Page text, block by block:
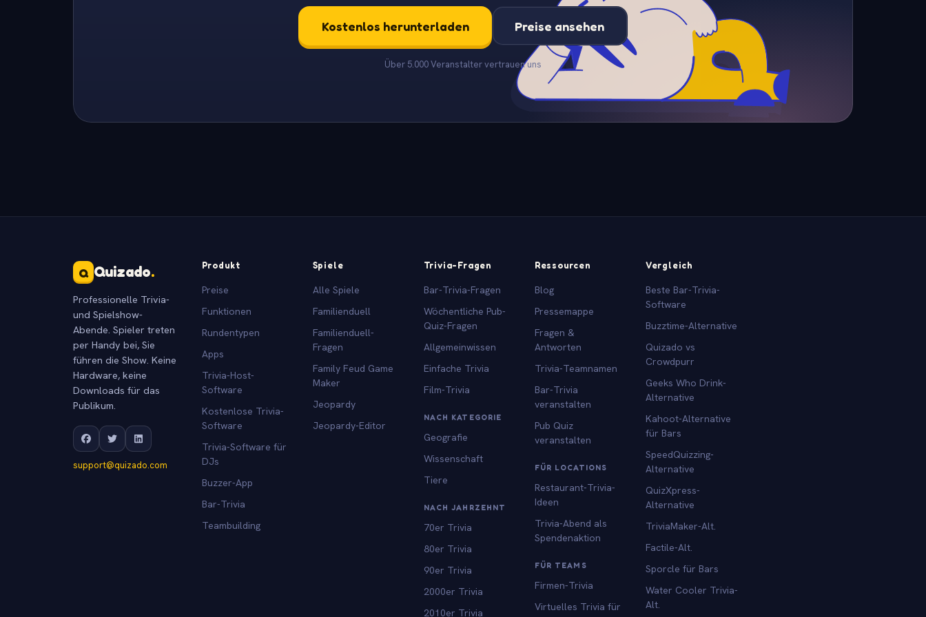
Kostenlos herunterladen Preise ansehen
Über 5.000 Veranstalter vertrauen uns
Q Quizado.
Professionelle Trivia-
und Spielshow-
Abende. Spieler treten
per Handy bei, Sie
führen die Show. Keine
Hardware, keine
Downloads für das
Publikum.
support@quizado.com
Produkt
Preise
Funktionen
Rundentypen
Apps
Trivia-Host-
Software
Kostenlose Trivia-
Software
Trivia-Software für
DJs
Buzzer-App
Bar-Trivia
Teambuilding
Spiele
Alle Spiele
Familienduell
Familienduell-
Fragen
Family Feud Game
Maker
Jeopardy
Jeopardy-Editor
Trivia-Fragen
Bar-Trivia-Fragen
Wöchentliche Pub-
Quiz-Fragen
Allgemeinwissen
Einfache Trivia
Film-Trivia
NACH KATEGORIE
Geografie
Wissenschaft
Tiere
NACH JAHRZEHNT
70er Trivia
80er Trivia
90er Trivia
2000er Trivia
2010er Trivia
Ressourcen
Blog
Pressemappe
Fragen &
Antworten
Trivia-Teamnamen
Bar-Trivia
veranstalten
Pub Quiz
veranstalten
FÜR LOCATIONS
Restaurant-Trivia-
Ideen
Trivia-Abend als
Spendenaktion
FÜR TEAMS
Firmen-Trivia
Virtuelles Trivia für
Vergleich
Beste Bar-Trivia-
Software
Buzztime-Alternative
Quizado vs
Crowdpurr
Geeks Who Drink-
Alternative
Kahoot-Alternative
für Bars
SpeedQuizzing-
Alternative
QuizXpress-
Alternative
TriviaMaker-Alt.
Factile-Alt.
Sporcle für Bars
Water Cooler Trivia-
Alt.